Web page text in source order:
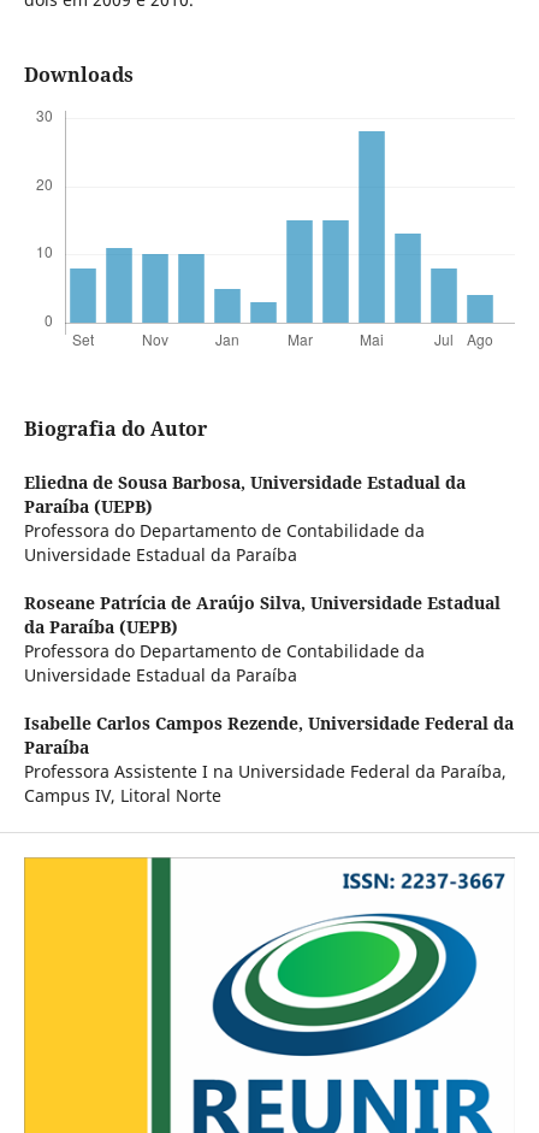
Downloads
Biografia do Autor
Eliedna de Sousa Barbosa, Universidade Estadual da
Paraíba (UEPB)
Professora do Departamento de Contabilidade da
Universidade Estadual da Paraíba
Roseane Patrícia de Araújo Silva, Universidade Estadual
da Paraíba (UEPB)
Professora do Departamento de Contabilidade da
Universidade Estadual da Paraíba
Isabelle Carlos Campos Rezende, Universidade Federal da
Paraíba
Professora Assistente I na Universidade Federal da Paraíba,
Campus IV, Litoral Norte